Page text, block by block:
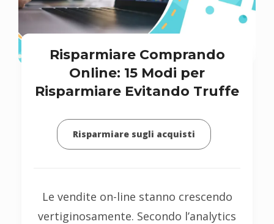
Risparmiare Comprando
Online: 15 Modi per
Risparmiare Evitando Truffe
Risparmiare sugli acquisti
Le vendite on-line stanno crescendo
vertiginosamente. Secondo l’analytics